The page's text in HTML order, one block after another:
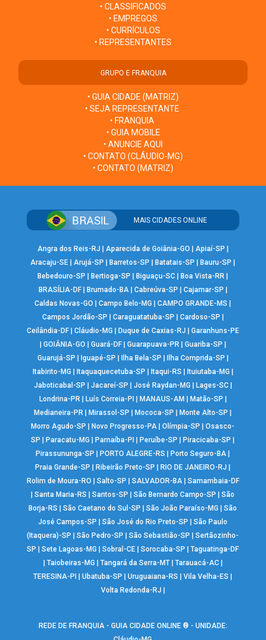
• CLASSIFICADOS
• EMPREGOS
• CURRÍCULOS
• REPRESENTANTES
GRUPO E FRANQUIA
• GUIA CIDADE (MATRIZ)
• SEJA REPRESENTANTE
• FRANQUIA
• GUIA MOBILE
• ANUNCIE AQUI
• CONTATO (CLÁUDIO-MG)
• CONTATO (MATRIZ)
MAIS CIDADES ONLINE
Angra dos Reis-RJ Aparecida de Goiânia-GO Apiaí-SP
Aracaju-SE |Arujá-SP Barretos-SP Batatais-SP Bauru-SP
Bebedouro-SP
Bertioga-SP Biguaçu-SC Boa Vista-RR
BRASÍLIA-DF| Brumado-BA| Cabreúva-SP Cajamar-SP
Caldas Novas-GO
|Campo Belo-MG |CAMPO GRANDE-MS
Campos Jordão-SP
Caraguatatuba-SP Cardoso-SP
Ceilândia-DF| Cláudio-MG Duque de Caxias-RJ
Garanhuns-PE
GOIÂNIA-GO Guará-DF| Guarapuava-PR| Guariba-SP
Guarujá-SP
Iguapé-SP Ilha Bela-SP Ilha Comprida-SP
Itabirito-MG
Itaquaquecetuba-SP Itaqui-RS Ituiutaba-MG
Jaboticabal-SP
Jacareí-SP José Raydan-MG Lages-SC|
Londrina-PR| Luís Correia-PI MANAUS-AM Matão-SP
Medianeira-PR
Mirassol-SP Mococa-SP Monte Alto-SP
Morro Agudo-SP
Novo Progresso-PA |Olímpia-SP |Osasco-
SP
Paracatu-MG Parnaíba-PI Peruíbe-SP Piracicaba-SP
Pirassununga-SP
PORTO ALEGRE-RS Porto Seguro-BA
Praia Grande-SP
Ribeirão Preto-SP RIO DE JANEIRO-RJ
Rolim de Moura-RO
Salto-SP SALVADOR-BA| Samambaia-DF
|Santa Maria-RS |Santos-SP |São Bernardo Campo-SP |São
Borja-RS
|São Caetano do Sul-SP |São João Paraíso-MG |São
José Campos-SP
|São José do Rio Preto-SP |São Paulo
(Itaquera)-SP
|São Pedro-SP |São Sebastião-SP |Sertãozinho-
SP
|Sete Lagoas-MG |Sobral-CE |Sorocaba-SP |Taguatinga-DF
Taiobeiras-MG Tangará da Serra-MT| Tarauacá-AC|
TERESINA-PI
|Ubatuba-SP |Uruguaiana-RS |Vila Velha-ES
Volta Redonda-RJ
REDE DE FRANQUIA - GUIA CIDADE ONLINE ® - UNIDADE: